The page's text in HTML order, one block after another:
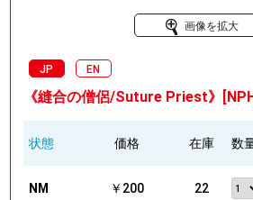
画像を拡大
JP EN
《縫合の僧侶/Suture Priest》
状態 価格 在庫 数
NM ￥200 22